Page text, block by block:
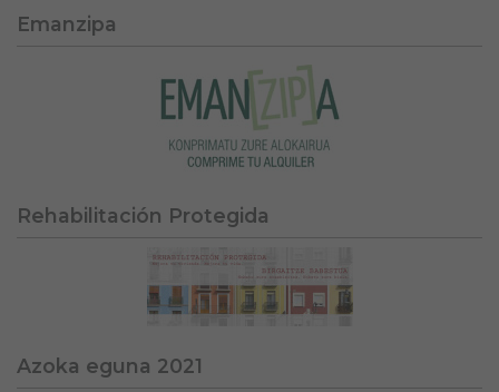
Emanzipa
Rehabilitación Protegida
Azoka eguna 2021